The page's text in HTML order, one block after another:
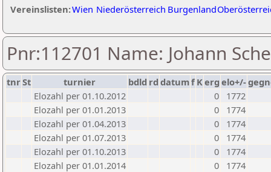
Vereinslisten:Wien Niederösterreich Burgenland
Pnr:112701 Name: Johann
tnrSt turnier bdld rd datumf Kerg elo+/-
Elozahl per 01.10.2012
0
1772
Elozahl per 01.01.2013
0
1774
Elozahl per 01.04.2013
0
1774
Elozahl per 01.07.2013
0
1774
Elozahl per 01.10.2013
0
1774
Elozahl per 01.01.2014
0
1774